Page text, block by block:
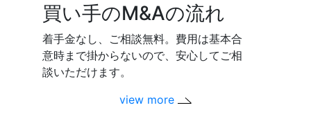
買い手のM&Aの流れ
着手金なし、ご相談無料。費用は基本合
意時まで掛からないので、安心してご相
談いただけます。
view more